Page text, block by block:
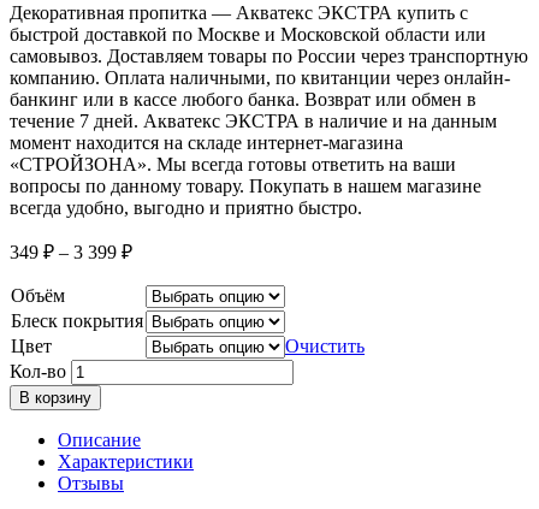
Декоративная пропитка — Акватекс ЭКСТРА купить с
быстрой доставкой по Москве и Московской области или
самовывоз. Доставляем товары по России через транспортную
компанию. Оплата наличными, по квитанции через онлайн-
банкинг или в кассе любого банка. Возврат или обмен в
течение 7 дней. Акватекс ЭКСТРА в наличие и на данным
момент находится на складе интернет-магазина
«СТРОЙЗОНА». Мы всегда готовы ответить на ваши
вопросы по данному товару. Покупать в нашем магазине
всегда удобно, выгодно и приятно быстро.
349 ₽ – 3 399 ₽
Объём
Блеск покрытия
Цвет
Очистить
Кол-во
В корзину
Описание
Характеристики
Отзывы